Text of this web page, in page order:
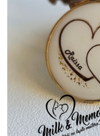
Seturi bijuterii
Seturi din argint
Seturi din aur